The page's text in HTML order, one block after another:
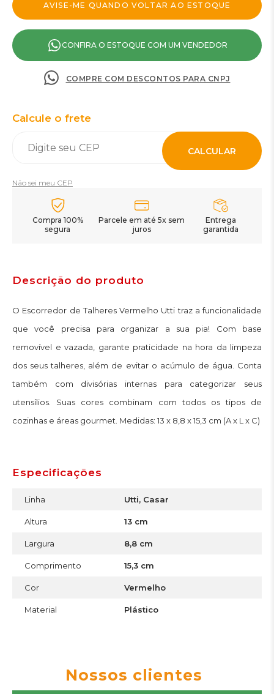
CONFIRA O ESTOQUE COM UM VENDEDOR
COMPRE COM DESCONTOS PARA CNPJ
Calcule o frete
CALCULAR
Não sei meu CEP
Compra 100%
segura
Parcele em até 5x sem
juros
Entrega
garantida
Descrição do produto
O Escorredor de Talheres Vermelho Utti traz a funcionalidade
que você precisa para organizar a sua pia! Com base
removível e vazada, garante praticidade na hora da limpeza
dos seus talheres, além de evitar o acúmulo de água. Conta
também com divisórias internas para categorizar seus
utensílios. Suas cores combinam com todos os tipos de
cozinhas e áreas gourmet. Medidas: 13 x 8,8 x 15,3 cm (A x L x C)
Especificações
Linha Utti, Casar
Altura 13 cm
Largura 8,8 cm
Comprimento 15,3 cm
Cor Vermelho
Material Plástico
Nossos clientes